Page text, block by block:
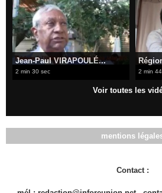
Jean-Paul VIRAPOULÉ...
2 min 30 sec 2 min
Voir toutes les
mentions
Contact :